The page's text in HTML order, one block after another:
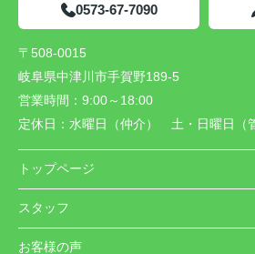
0573-67-7090
〒508-0015
岐阜県中津川市手賀野189-5
営業時間： 9:00～18:00
定休日： 水曜日（仲介） 土・日曜日
トップページ
スタッフ
お客様の声